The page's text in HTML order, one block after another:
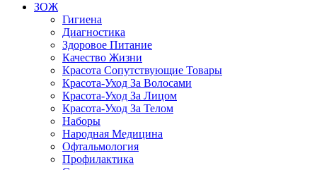
ЗОЖ
Гигиена
Диагностика
Здоровое Питание
Качество Жизни
Красота Сопутствующие Товары
Красота-Уход За Волосами
Красота-Уход За Лицом
Красота-Уход За Телом
Наборы
Народная Медицина
Офтальмология
Профилактика